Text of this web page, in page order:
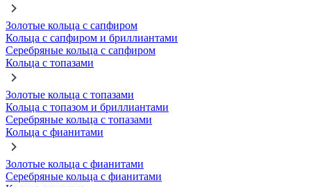
Золотые кольца с сапфиром
Кольца с сапфиром и бриллиантами
Серебряные кольца с сапфиром
Кольца с топазами
Золотые кольца с топазами
Кольца с топазом и бриллиантами
Серебряные кольца с топазами
Кольца с фианитами
Золотые кольца с фианитами
Серебряные кольца с фианитами